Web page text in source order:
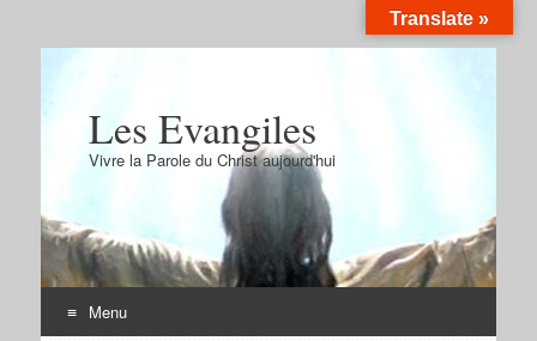
Les Evangiles
Vivre la Parole du Christ aujourd'hui
Menu
Translate »